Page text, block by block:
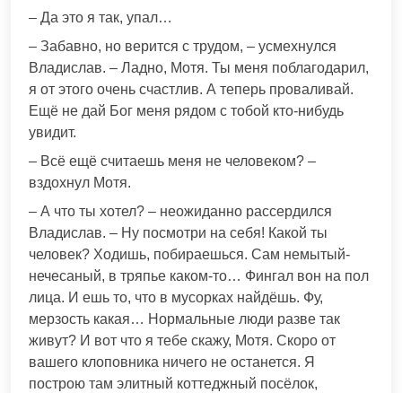
– Да это я так, упал…
– Забавно, но верится с трудом, – усмехнулся
Владислав. – Ладно, Мотя. Ты меня поблагодарил,
я от этого очень счастлив. А теперь проваливай.
Ещё не дай Бог меня рядом с тобой кто-нибудь
увидит.
– Всё ещё считаешь меня не человеком? –
вздохнул Мотя.
– А что ты хотел? – неожиданно рассердился
Владислав. – Ну посмотри на себя! Какой ты
человек? Ходишь, побираешься. Сам немытый-
нечесаный, в тряпье каком-то… Фингал вон на пол
лица. И ешь то, что в мусорках найдёшь. Фу,
мерзость какая… Нормальные люди разве так
живут? И вот что я тебе скажу, Мотя. Скоро от
вашего клоповника ничего не останется. Я
построю там элитный коттеджный посёлок,